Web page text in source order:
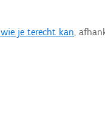
je terecht kan,